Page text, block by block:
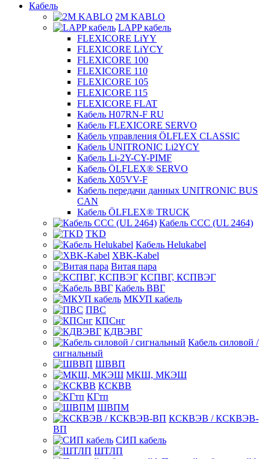
Кабель
2M KABLO
LAPP кабель
FLEXICORE LiYY
FLEXICORE LiYCY
FLEXICORE 100
FLEXICORE 110
FLEXICORE 105
FLEXICORE 115
FLEXICORE FLAT
Кабель H07RN-F RU
Кабель FLEXICORE SERVO
Кабель управления ÖLFLEX CLASSIC
Кабель UNITRONIC Li2YCY
Кабель Li-2Y-CY-PIMF
Кабель ÖLFLEX® SERVO
Кабель X05VV-F
Кабель передачи данных UNITRONIC BUS
CAN
Кабель ÖLFLEX® TRUCK
Кабель CCC (UL 2464)
TKD
Кабель Helukabel
XBK-Kabel
Витая пара
КСПВГ, КСПВЭГ
Кабель ВВГ
МКУП кабель
ПВС
КПСнг
КДВЭВГ
Кабель силовой /
сигнальный
ШВВП
МКШ, МКЭШ
КСКВВ
КГтп
ШВПМ
КСКВЭВ / КСКВЭВ-
ВП
СИП кабель
ШТЛП